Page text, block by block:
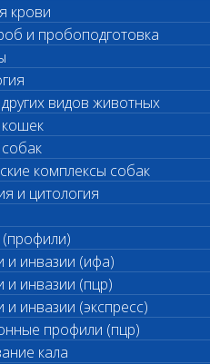
крови
и пробоподготовка
других видов животных
кошек
собак
комплексы собак
и цитология
и инвазии (ифа)
и инвазии (пцр)
и инвазии (экспресс)
профили (пцр)
кала
заполните,
форму.